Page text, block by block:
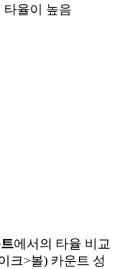
타율이 높음
에서의 타율 비교
크>볼) 카운트 성